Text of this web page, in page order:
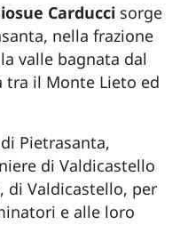
Carducci sorge
nella frazione
valle bagnata dal
il Monte Lieto ed
Pietrasanta,
di Valdicastello
di Valdicastello, per
e alle loro